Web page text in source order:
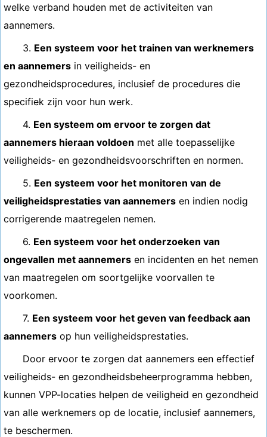
welke verband houden met de activiteiten van
aannemers.
3. Een systeem voor het trainen van werknemers
en aannemers in veiligheids- en
gezondheidsprocedures, inclusief de procedures die
specifiek zijn voor hun werk.
4. Een systeem om ervoor te zorgen dat
aannemers hieraan voldoen met alle toepasselijke
veiligheids- en gezondheidsvoorschriften en normen.
5. Een systeem voor het monitoren van de
veiligheidsprestaties van aannemers en indien nodig
corrigerende maatregelen nemen.
6. Een systeem voor het onderzoeken van
ongevallen met aannemers en incidenten en het nemen
van maatregelen om soortgelijke voorvallen te
voorkomen.
7. Een systeem voor het geven van feedback aan
aannemers op hun veiligheidsprestaties.
Door ervoor te zorgen dat aannemers een effectief
veiligheids- en gezondheidsbeheerprogramma hebben,
kunnen VPP-locaties helpen de veiligheid en gezondheid
van alle werknemers op de locatie, inclusief aannemers,
te beschermen.